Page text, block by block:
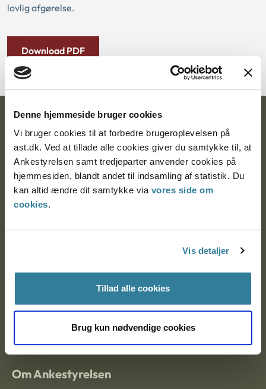
Denne hjemmeside bruger cookies
Vi bruger cookies til at forbedre brugeroplevelsen på
ast.dk. Ved at tillade alle cookies giver du samtykke til, at
Ankestyrelsen samt tredjeparter anvender cookies på
hjemmesiden, blandt andet til indsamling af statistik. Du
kan altid ændre dit samtykke via vores side om
cookies.
Vis detaljer
Tillad alle cookies
Brug kun nødvendige cookies
lovlig afgørelse.
Download PDF
Ankestyrelsen
Postadresse:
Nytorv 7, 2. sal
9000 Aalborg
Ankestyrelsen Aalborg
EAN: 57 98 000 35 48 21
CVR: 1007 4002
Om Ankestyrelsen